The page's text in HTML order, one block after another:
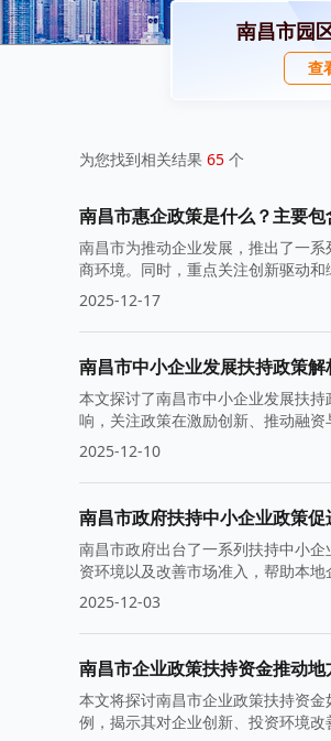
南昌市园
查
为您找到相关结果 65 个
南昌市惠企政策是什么？主要包
南昌市为推动企业发展，推出了一
商环境。同时，重点关注创新驱动
提升整体竞争力。
2025-12-17
南昌市中小企业发展扶持政策
本文探讨了南昌市中小企业发展扶
响，关注政策在激励创新、推动融资
2025-12-10
南昌市政府扶持中小企业政策
南昌市政府出台了一系列扶持中小
资环境以及改善市场准入，帮助本
力和市场份额。
2025-12-03
南昌市企业政策扶持资金推动
本文将探讨南昌市企业政策扶持资
例，揭示其对企业创新、投资环境